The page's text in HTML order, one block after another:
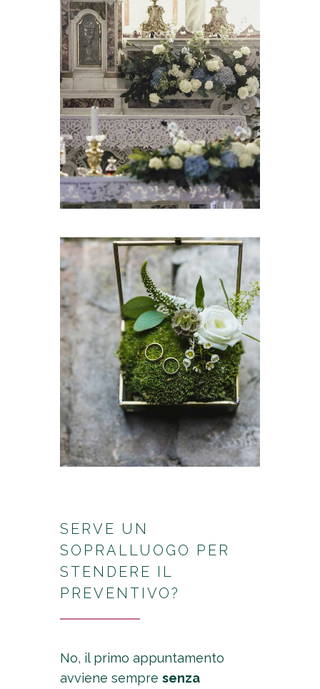
SERVE UN
SOPRALLUOGO PER
STENDERE IL
PREVENTIVO?
No, il primo appuntamento
avviene sempre senza